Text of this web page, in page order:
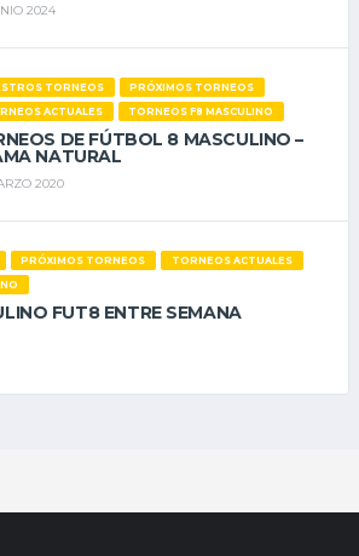
2024
TORNEOS
PRÓXIMOS TORNEOS
ACTUALES
TORNEOS F8 MASCULINO
DE FÚTBOL 8 MASCULINO –
NATURAL
2020
PRÓXIMOS TORNEOS
TORNEOS ACTUALES
FUT8 ENTRE SEMANA